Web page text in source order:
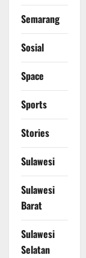
Semarang
Sosial
Space
Sports
Stories
Sulawesi
Sulawesi
Barat
Sulawesi
Selatan